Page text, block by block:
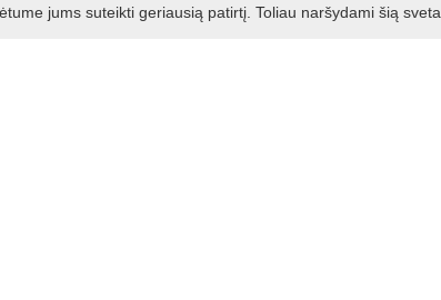
jums suteikti geriausią patirtį. Toliau naršydami šią